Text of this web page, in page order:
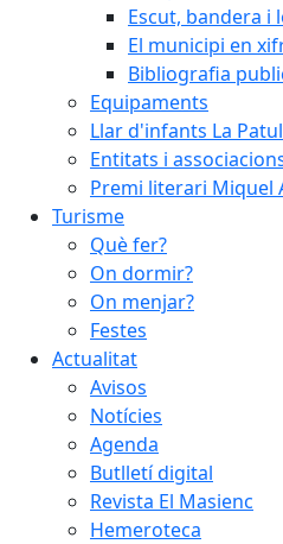
Escut, bandera i
El municipi en
Bibliografia
Equipaments
Llar d'infants La
Entitats i
Premi literari Miquel
Turisme
Què fer?
On dormir?
On menjar?
Festes
Actualitat
Avisos
Notícies
Agenda
Butlletí digital
Revista El Masienc
Hemeroteca